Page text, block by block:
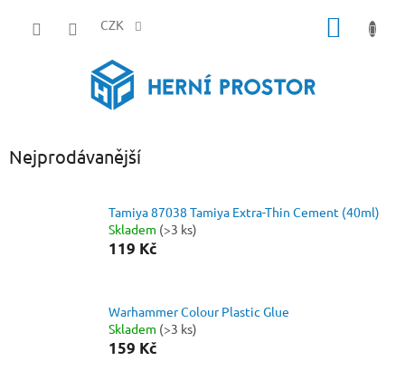
CZK
Nejprodávanější
Tamiya 87038 Tamiya Extra-Thin Cement (40ml)
Skladem (>3 ks)
119 Kč
Warhammer Colour Plastic Glue
Skladem (>3 ks)
159 Kč